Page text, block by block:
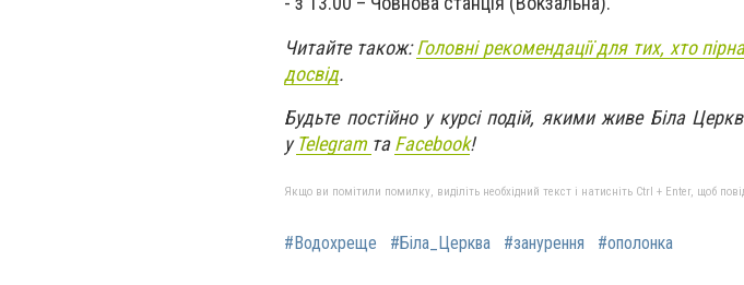
Читайте також:Головні рекомендації для тих, хто
досвід.
Будьте постійно у курсі подій, якими живе Біла
уTelegram таFacebook!
Якщо ви помітили помилку, виділіть необхідний текст і натисніть Ctrl + Enter, щоб
#Водохреще #Біла_Церква #занурення #ополонка